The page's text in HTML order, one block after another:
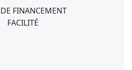
FINANCEMENT
FACILITÉ